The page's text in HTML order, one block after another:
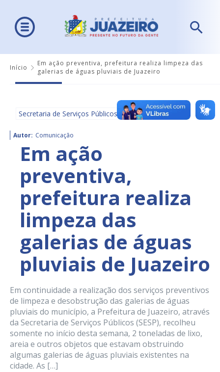
Início
Em ação preventiva, prefeitura realiza limpeza das
galerias de águas pluviais de Juazeiro
Secretaria de Serviços Públicos
Autor: Comunicação
Em ação
preventiva,
prefeitura realiza
limpeza das
galerias de águas
pluviais de Juazeiro
Em continuidade a realização dos serviços preventivos
de limpeza e desobstrução das galerias de águas
pluviais do município, a Prefeitura de Juazeiro, através
da Secretaria de Serviços Públicos (SESP), recolheu
somente no início desta semana, 2 toneladas de lixo,
areia e outros objetos que estavam obstruindo
algumas galerias de águas pluviais existentes na
cidade. As […]